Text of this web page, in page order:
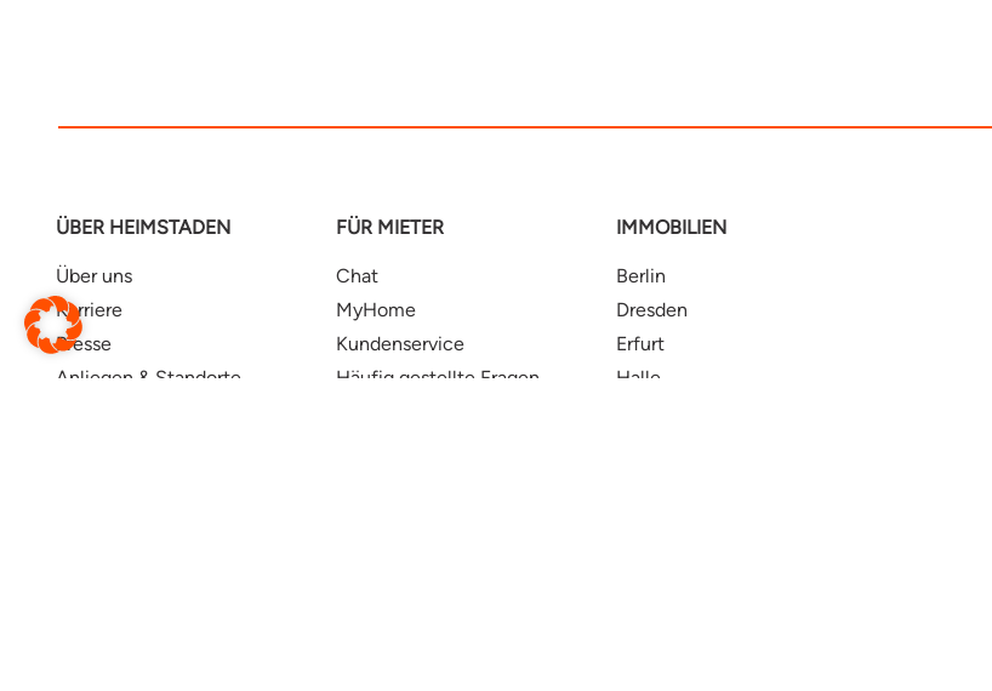
ÜBER HEIMSTADEN
Über uns
Karriere
Presse
Anliegen & Standorte
FÜR MIETER
Chat
MyHome
Kundenservice
Häufig gestellte Fragen
IMMOBILIEN
Berlin
Dresden
Erfurt
Halle